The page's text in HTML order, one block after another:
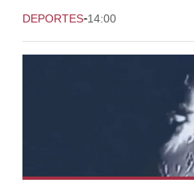
DEPORTES-14:00